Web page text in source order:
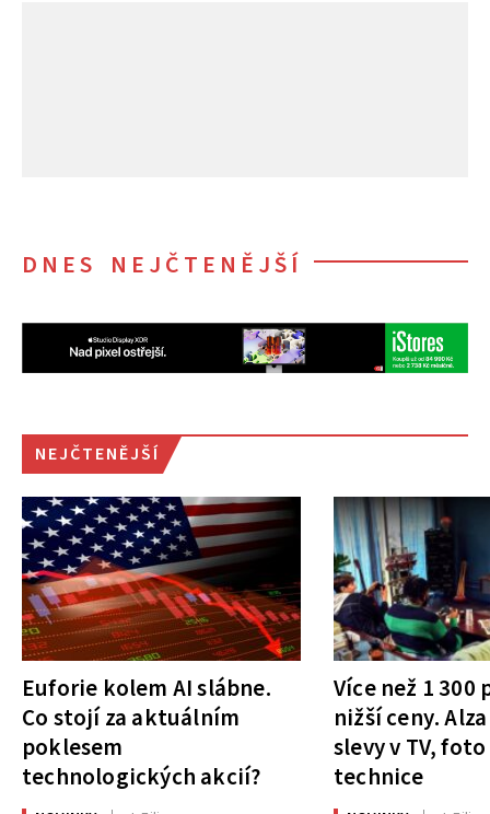
DNES NEJČTENĚJŠÍ
NEJČTENĚJŠÍ
Euforie kolem AI slábne.
Co stojí za aktuálním
poklesem
technologických akcií?
Více než 1
nižší ceny.
slevy v TV,
technice